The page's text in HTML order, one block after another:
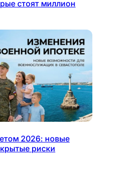
стоят миллион
2026: новые
риски